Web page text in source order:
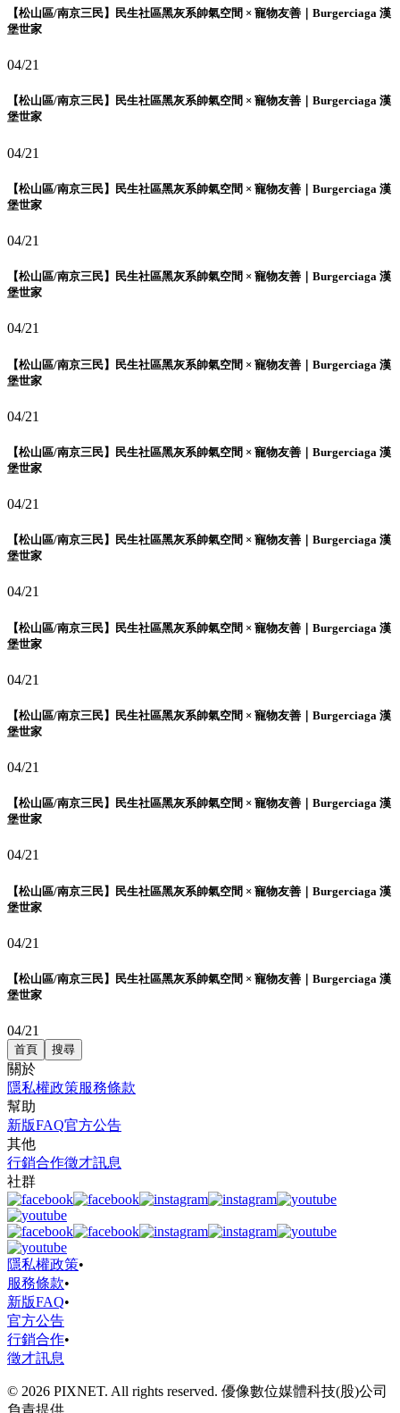
【松山區/南京三民】民生社區黑灰系帥氣空間 × 寵物友善｜Burgerciaga 漢
堡世家
04/21
【松山區/南京三民】民生社區黑灰系帥氣空間 × 寵物友善｜Burgerciaga 漢
堡世家
04/21
【松山區/南京三民】民生社區黑灰系帥氣空間 × 寵物友善｜Burgerciaga 漢
堡世家
04/21
【松山區/南京三民】民生社區黑灰系帥氣空間 × 寵物友善｜Burgerciaga 漢
堡世家
04/21
【松山區/南京三民】民生社區黑灰系帥氣空間 × 寵物友善｜Burgerciaga 漢
堡世家
04/21
【松山區/南京三民】民生社區黑灰系帥氣空間 × 寵物友善｜Burgerciaga 漢
堡世家
04/21
【松山區/南京三民】民生社區黑灰系帥氣空間 × 寵物友善｜Burgerciaga 漢
堡世家
04/21
【松山區/南京三民】民生社區黑灰系帥氣空間 × 寵物友善｜Burgerciaga 漢
堡世家
04/21
【松山區/南京三民】民生社區黑灰系帥氣空間 × 寵物友善｜Burgerciaga 漢
堡世家
04/21
【松山區/南京三民】民生社區黑灰系帥氣空間 × 寵物友善｜Burgerciaga 漢
堡世家
04/21
【松山區/南京三民】民生社區黑灰系帥氣空間 × 寵物友善｜Burgerciaga 漢
堡世家
04/21
【松山區/南京三民】民生社區黑灰系帥氣空間 × 寵物友善｜Burgerciaga 漢
堡世家
04/21
首頁 搜尋
關於
隱私權政策服務條款
幫助
新版FAQ官方公告
其他
行銷合作徵才訊息
社群
隱私權政策•
服務條款•
新版FAQ•
官方公告
行銷合作•
徵才訊息
© 2026 PIXNET. All rights reserved. 優像數位媒體科技(股)公司
負責提供